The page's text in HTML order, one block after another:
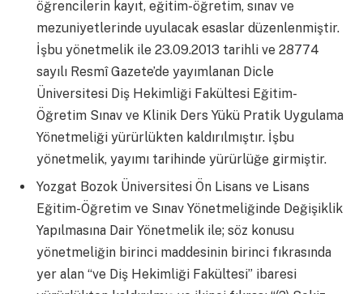
öğrencilerin kayıt, eğitim-öğretim, sınav ve
mezuniyetlerinde uyulacak esaslar düzenlenmiştir.
İşbu yönetmelik ile 23.09.2013 tarihli ve 28774
sayılı Resmî Gazete’de yayımlanan Dicle
Üniversitesi Diş Hekimliği Fakültesi Eğitim-
Öğretim Sınav ve Klinik Ders Yükü Pratik Uygulama
Yönetmeliği yürürlükten kaldırılmıştır. İşbu
yönetmelik, yayımı tarihinde yürürlüğe girmiştir.
Yozgat Bozok Üniversitesi Ön Lisans ve Lisans
Eğitim-Öğretim ve Sınav Yönetmeliğinde Değişiklik
Yapılmasına Dair Yönetmelik ile; söz konusu
yönetmeliğin birinci maddesinin birinci fıkrasında
yer alan “ve Diş Hekimliği Fakültesi” ibaresi